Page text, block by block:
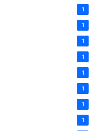
1
1
1
1
1
1
1
1